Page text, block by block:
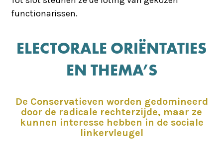
functionarissen.
ELECTORALE ORIËNTATIES
EN THEMA’S
De Conservatieven worden gedomineerd
door de radicale rechterzijde, maar ze
kunnen interesse hebben in de sociale
linkervleugel